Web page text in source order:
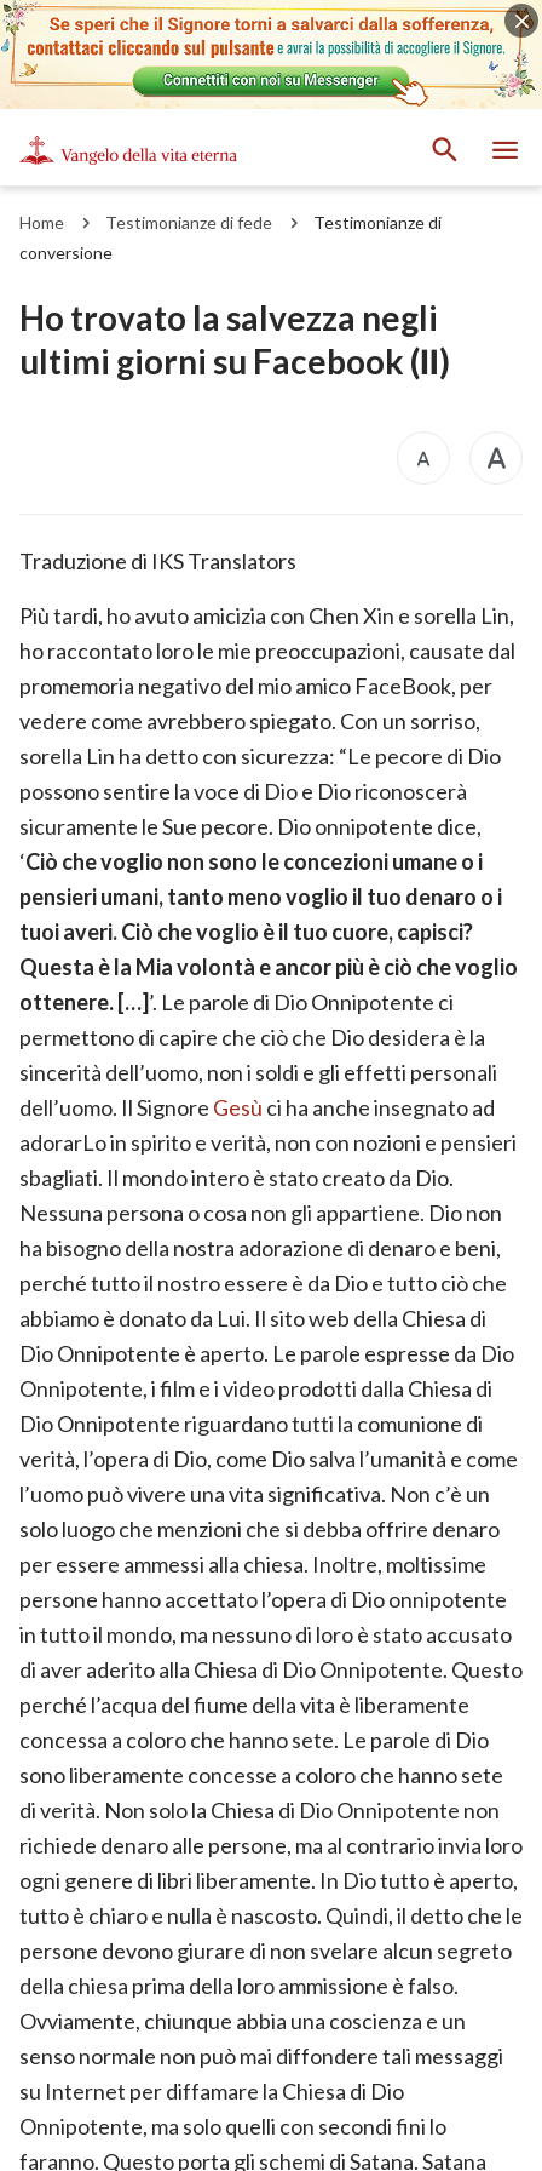
Home Testimonianze di fede
Testimonianze di
conversione
Ho trovato la salvezza negli
ultimi giorni su Facebook (Ⅱ)
Traduzione di IKS Translators
Più tardi, ho avuto amicizia con Chen Xin e sorella Lin,
ho raccontato loro le mie preoccupazioni, causate dal
promemoria negativo del mio amico FaceBook, per
vedere come avrebbero spiegato. Con un sorriso,
sorella Lin ha detto con sicurezza: “Le pecore di Dio
possono sentire la voce di Dio e Dio riconoscerà
sicuramente le Sue pecore. Dio onnipotente dice,
‘Ciò che voglio non sono le concezioni umane o i
pensieri umani, tanto meno voglio il tuo denaro o i
tuoi averi. Ciò che voglio è il tuo cuore, capisci?
Questa è la Mia volontà e ancor più è ciò che voglio
ottenere. […]’. Le parole di Dio Onnipotente ci
permettono di capire che ciò che Dio desidera è la
sincerità dell’uomo, non i soldi e gli effetti personali
dell’uomo. Il Signore Gesù ci ha anche insegnato ad
adorarLo in spirito e verità, non con nozioni e pensieri
sbagliati. Il mondo intero è stato creato da Dio.
Nessuna persona o cosa non gli appartiene. Dio non
ha bisogno della nostra adorazione di denaro e beni,
perché tutto il nostro essere è da Dio e tutto ciò che
abbiamo è donato da Lui. Il sito web della Chiesa di
Dio Onnipotente è aperto. Le parole espresse da Dio
Onnipotente, i film e i video prodotti dalla Chiesa di
Dio Onnipotente riguardano tutti la comunione di
verità, l’opera di Dio, come Dio salva l’umanità e come
l’uomo può vivere una vita significativa. Non c’è un
solo luogo che menzioni che si debba offrire denaro
per essere ammessi alla chiesa. Inoltre, moltissime
persone hanno accettato l’opera di Dio onnipotente
in tutto il mondo, ma nessuno di loro è stato accusato
di aver aderito alla Chiesa di Dio Onnipotente. Questo
perché l’acqua del fiume della vita è liberamente
concessa a coloro che hanno sete. Le parole di Dio
sono liberamente concesse a coloro che hanno sete
di verità. Non solo la Chiesa di Dio Onnipotente non
richiede denaro alle persone, ma al contrario invia loro
ogni genere di libri liberamente. In Dio tutto è aperto,
tutto è chiaro e nulla è nascosto. Quindi, il detto che le
persone devono giurare di non svelare alcun segreto
della chiesa prima della loro ammissione è falso.
Ovviamente, chiunque abbia una coscienza e un
senso normale non può mai diffondere tali messaggi
su Internet per diffamare la Chiesa di Dio
Onnipotente, ma solo quelli con secondi fini lo
faranno. Questo porta gli schemi di Satana. Satana